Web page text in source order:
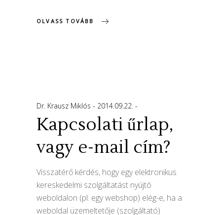
OLVASS TOVÁBB
Dr. Krausz Miklós 2014.09.22.
Kapcsolati űrlap,
vagy e-mail cím?
Visszatérő kérdés, hogy egy elektronikus
kereskedelmi szolgáltatást nyújtó
weboldalon (pl. egy webshop) elég-e, ha a
weboldal üzemeltetője (szolgáltató)